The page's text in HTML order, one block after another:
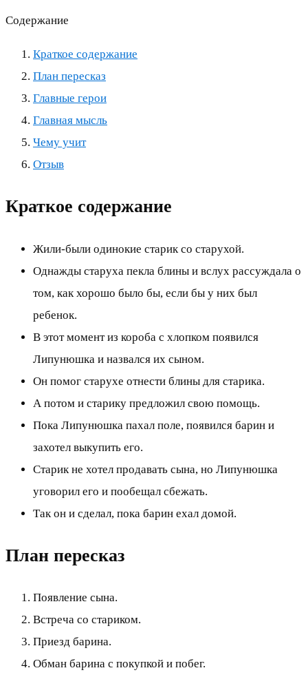
Содержание
Краткое содержание
План пересказ
Главные герои
Главная мысль
Чему учит
Отзыв
Краткое содержание
Жили-были одинокие старик со старухой.
Однажды старуха пекла блины и вслух рассуждала о
том, как хорошо было бы, если бы у них был
ребенок.
В этот момент из короба с хлопком появился
Липунюшка и назвался их сыном.
Он помог старухе отнести блины для старика.
А потом и старику предложил свою помощь.
Пока Липунюшка пахал поле, появился барин и
захотел выкупить его.
Старик не хотел продавать сына, но Липунюшка
уговорил его и пообещал сбежать.
Так он и сделал, пока барин ехал домой.
План пересказ
Появление сына.
Встреча со стариком.
Приезд барина.
Обман барина с покупкой и побег.